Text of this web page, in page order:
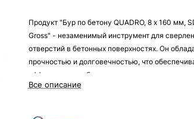
Продукт "Бур по бетону QUADRO, 8 x 160 мм,
Gross" - незаменимый инструмент для
отверстий в бетонных поверхностях. Он
прочностью и долговечностью, что
эффективную работу при выполнении
ремонтных работ.
Все описание